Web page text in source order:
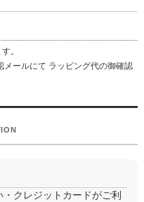
。
ールにて ラッピング代の御確認
クレジットカードがご利